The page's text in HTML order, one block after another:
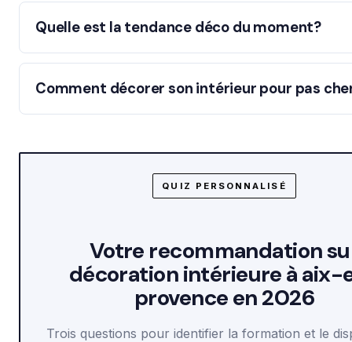
Quelle est la tendance déco du moment?
Comment décorer son intérieur pour pas
QUIZ PERSONNALISÉ
Votre recommandation
décoration intérieure à aix-
provence en 2026
Trois questions pour identifier la formation et le